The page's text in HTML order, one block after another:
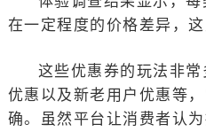
在一定程度的价格差异，
这些优惠券的玩法非
优惠以及新老用户优惠等
确。虽然平台让消费者认